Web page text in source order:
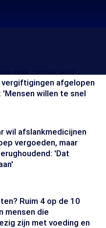
afgelopen
'Mensen willen te snel
wil afslankmedicijnen
vergoeden, maar
'Dat
Ruim 4 op de 10
mensen die
zijn met voeding en